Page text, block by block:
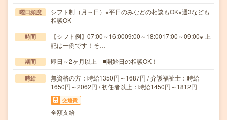
曜日頻度
シフト制（月～日）※平日のみなどの相談もOK※週3なども
相談OK
時間
【シフト例】07:00～16:0009:00～18:0017:00～09:00※ 上
記は一例です！そ…
期間 即日～2ヶ月以上 ■開始日の相談OK！
時給
無資格の方：時給1350円～1687円 / 介護福祉士：時給
1650円～2062円 / 初任者以上：時給1450円～1812円
交通費
全額支給